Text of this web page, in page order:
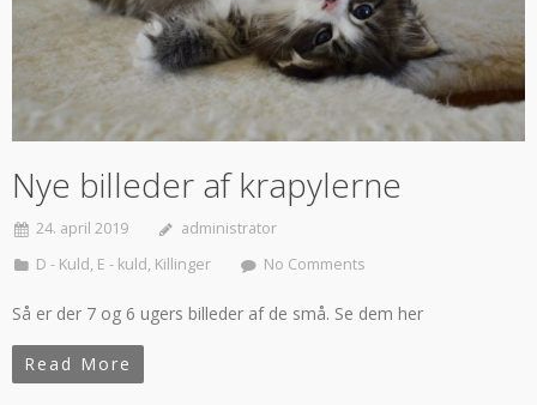
Nye billeder af krapylerne
24. april 2019
administrator
D - Kuld, E - kuld, Killinger No Comments
Så er der 7 og 6 ugers billeder af de små. Se dem her
Read More